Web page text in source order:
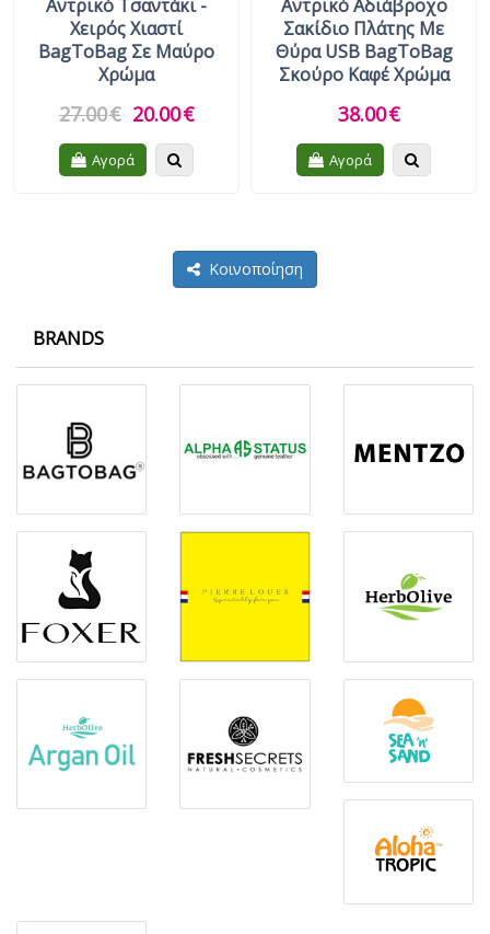
Αντρικό Τσαντάκι -
Χειρός Χιαστί
BagToBag Σε Μαύρο
Χρώμα
27.00€ 20.00€
Αγορά
Αντρικό Αδιάβροχο
Σακίδιο Πλάτης Με
Θύρα USB BagToBag
Σκούρο Καφέ Χρώμα
38.00€
Αγορά
Κοινοποίηση
BRANDS